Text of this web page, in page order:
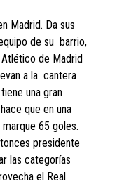
Madrid. Da sus
de su barrio,
de Madrid
a la cantera
una gran
que en una
65 goles.
presidente
las categorías
el Real